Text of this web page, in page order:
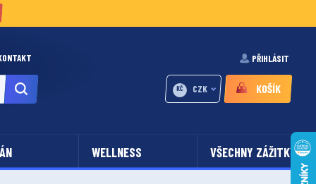
PŘIHLÁSIT
KČ CZK KOŠÍK
WELLNESS VŠECHNY ZÁŽITKY